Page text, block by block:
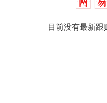
目前没有最新